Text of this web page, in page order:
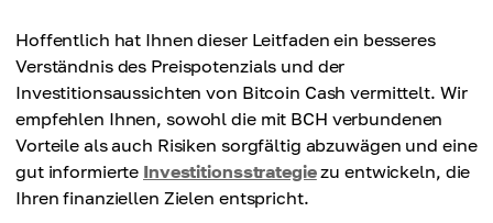
Hoffentlich hat Ihnen dieser Leitfaden ein besseres
Verständnis des Preispotenzials und der
Investitionsaussichten von Bitcoin Cash vermittelt. Wir
empfehlen Ihnen, sowohl die mit BCH verbundenen
Vorteile als auch Risiken sorgfältig abzuwägen und eine
gut informierte Investitionsstrategiezu entwickeln, die
Ihren finanziellen Zielen entspricht.